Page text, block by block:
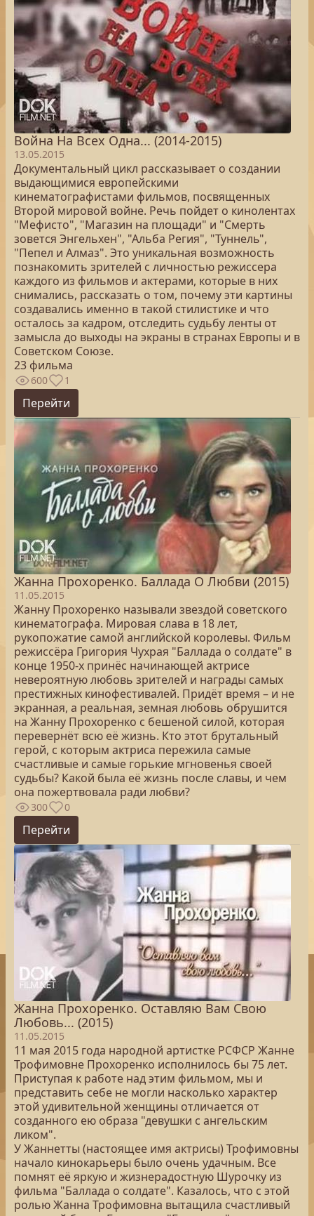
Война На Всех Одна... (2014-2015)
13.05.2015
Документальный цикл рассказывает о создании
выдающимися европейскими
кинематографистами фильмов, посвященных
Второй мировой войне. Речь пойдет о кинолентах
"Мефисто", "Магазин на площади" и "Смерть
зовется Энгельхен", "Альба Регия", "Туннель",
"Пепел и Алмаз". Это уникальная возможность
познакомить зрителей с личностью режиссера
каждого из фильмов и актерами, которые в них
снимались, рассказать о том, почему эти картины
создавались именно в такой стилистике и что
осталось за кадром, отследить судьбу ленты от
замысла до выходы на экраны в странах Европы и в
Советском Союзе.
23 фильма
600 1
Перейти
Жанна Прохоренко. Баллада О Любви (2015)
11.05.2015
Жанну Прохоренко называли звездой советского
кинематографа. Мировая слава в 18 лет,
рукопожатие самой английской королевы. Фильм
режиссёра Григория Чухрая "Баллада о солдате" в
конце 1950-х принёс начинающей актрисе
невероятную любовь зрителей и награды самых
престижных кинофестивалей. Придёт время – и не
экранная, а реальная, земная любовь обрушится
на Жанну Прохоренко с бешеной силой, которая
перевернёт всю её жизнь. Кто этот брутальный
герой, с которым актриса пережила самые
счастливые и самые горькие мгновенья своей
судьбы? Какой была её жизнь после славы, и чем
она пожертвовала ради любви?
300 0
Перейти
Жанна Прохоренко. Оставляю Вам Свою
Любовь... (2015)
11.05.2015
11 мая 2015 года народной артистке РСФСР Жанне
Трофимовне Прохоренко исполнилось бы 75 лет.
Приступая к работе над этим фильмом, мы и
представить себе не могли насколько характер
этой удивительной женщины отличается от
созданного ею образа "девушки с ангельским
ликом".
У Жаннетты (настоящее имя актрисы) Трофимовны
начало кинокарьеры было очень удачным. Все
помнят её яркую и жизнерадостную Шурочку из
фильма "Баллада о солдате". Казалось, что с этой
ролью Жанна Трофимовна вытащила счастливый